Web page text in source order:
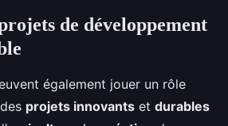
de développement
également jouer un rôle
projets innovants et durables